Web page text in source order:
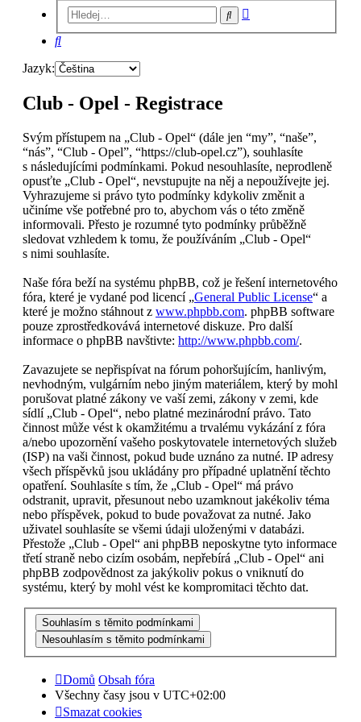
Hledat
Hledat
Jazyk:
Club - Opel - Registrace
Svým přístupem na „Club - Opel“ (dále jen “my”, “naše”,
“nás”, “Club - Opel”, “https://club-opel.cz”), souhlasíte
s následujícími podmínkami. Pokud nesouhlasíte, neprodleně
opusťte „Club - Opel“, nevstupujte na něj a nepoužívejte jej.
Vyhrazujeme si právo tyto podmínky kdykoliv změnit a
učiníme vše potřebné pro to, abychom vás o této změně
informovali. Přesto je rozumné tyto podmínky průběžně
sledovat vzhledem k tomu, že používáním „Club - Opel“
s nimi souhlasíte.
Naše fóra beží na systému phpBB, což je řešení internetového
fóra, které je vydané pod licencí „General Public License“ a
které je možno stáhnout z www.phpbb.com. phpBB software
pouze zprostředkovává internetové diskuze. Pro další
informace o phpBB navštivte: http://www.phpbb.com/.
Zavazujete se nepřispívat na fórum pohoršujícím, hanlivým,
nevhodným, vulgárním nebo jiným materiálem, který by mohl
porušovat platné zákony ve vaší zemi, zákony v zemi, kde
sídlí „Club - Opel“, nebo platné mezinárodní právo. Tato
činnost může vést k okamžitému a trvalému vykázání z fóra
a/nebo upozornění vašeho poskytovatele internetových služeb
(ISP) na vaši činnost, pokud bude uznáno za nutné. IP adresy
všech příspěvků jsou ukládány pro případné uplatnění těchto
opatření. Souhlasíte s tím, že „Club - Opel“ má právo
odstranit, upravit, přesunout nebo uzamknout jakékoliv téma
nebo příspěvek, pokud to bude považovat za nutné. Jako
uživatel souhlasíte se všemi údaji uloženými v databázi.
Přestože „Club - Opel“ ani phpBB neposkytne tyto informace
třetí straně nebo cizím osobám, nepřebírá „Club - Opel“ ani
phpBB zodpovědnost za jakýkoliv pokus o vniknutí do
systému, který by mohl vést ke kompromitaci těchto dat.
Domů Obsah fóra
Všechny časy jsou v UTC+02:00
Smazat cookies